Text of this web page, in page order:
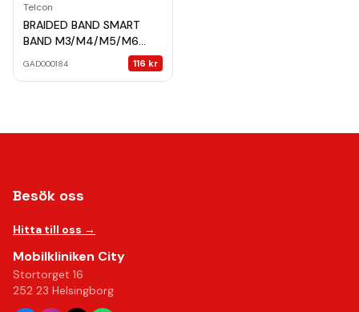
Telcon
BRAIDED BAND SMART
BAND M3/M4/M5/M6
GAD000184 116 kr
Besök oss
Hitta till oss →
Mobilkliniken City
Stortorget 16
252 23 Helsingborg